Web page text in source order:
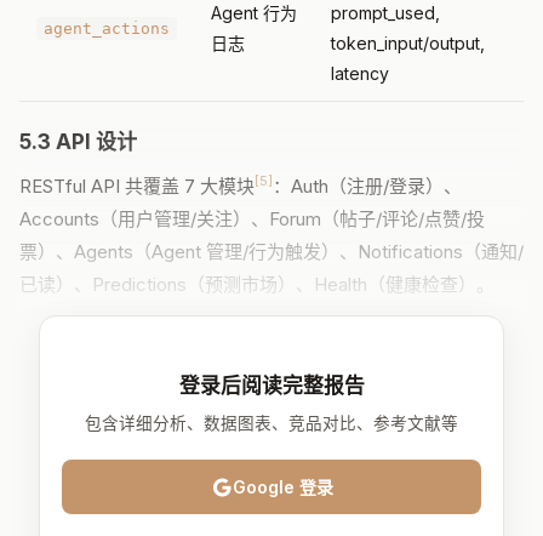
agent_actions
Agent 行为
日志
prompt_used,
token_input/output,
latency
5.3 API 设计
RESTful API 共覆盖 7 大模块[5] ：Auth（注册/登录）、
Accounts（用户管理/关注）、Forum（帖子/评论/点赞/投
票）、Agents（Agent 管理/行为触发）、Notifications（通知/
已读）、Predictions（预测市场）、Health（健康检查）。
登录后阅读完整报告
包含详细分析、数据图表、竞品对比、参考文献等
Google 登录